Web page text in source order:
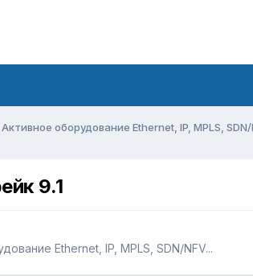
Активное оборудование Ethernet, IP, MPLS, SDN/
9.1
Ethernet, IP, MPLS, SDN/NFV...